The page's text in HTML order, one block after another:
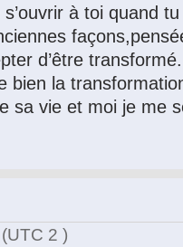
à toi quand
d’être
bien la
sa vie et moi je me
(UTC 2 )